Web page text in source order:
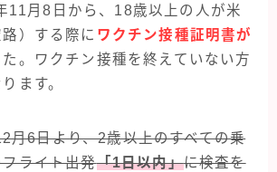
11月8日から、18歳以上の人が米
）する際に ワクチン接種証明書が
た。ワクチン接種を終えていない方
ます。
月6日より、2歳以上のすべての乗
ライト出発「1日以内」に検査を